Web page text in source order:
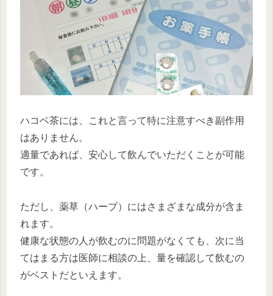
ハコベ茶には、これと言って特に注意すべき副作用
はありません。
適量であれば、安心して飲んでいただくことが可能
です。
ただし、薬草（ハーブ）にはさまざまな成分が含ま
れます。
健康な状態の人が飲むのに問題がなくても、次に当
てはまる方は医師に相談の上、量を確認して飲むの
がベストだといえます。